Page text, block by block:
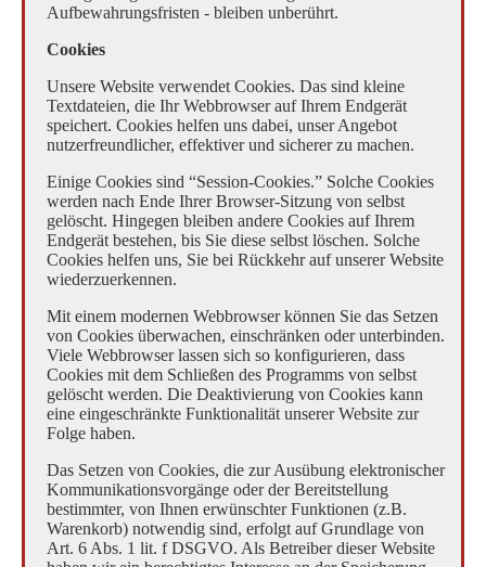
Aufbewahrungsfristen - bleiben unberührt.
Cookies
Unsere Website verwendet Cookies. Das sind kleine
Textdateien, die Ihr Webbrowser auf Ihrem Endgerät
speichert. Cookies helfen uns dabei, unser Angebot
nutzerfreundlicher, effektiver und sicherer zu machen.
Einige Cookies sind “Session-Cookies.” Solche Cookies
werden nach Ende Ihrer Browser-Sitzung von selbst
gelöscht. Hingegen bleiben andere Cookies auf Ihrem
Endgerät bestehen, bis Sie diese selbst löschen. Solche
Cookies helfen uns, Sie bei Rückkehr auf unserer Website
wiederzuerkennen.
Mit einem modernen Webbrowser können Sie das Setzen
von Cookies überwachen, einschränken oder unterbinden.
Viele Webbrowser lassen sich so konfigurieren, dass
Cookies mit dem Schließen des Programms von selbst
gelöscht werden. Die Deaktivierung von Cookies kann
eine eingeschränkte Funktionalität unserer Website zur
Folge haben.
Das Setzen von Cookies, die zur Ausübung elektronischer
Kommunikationsvorgänge oder der Bereitstellung
bestimmter, von Ihnen erwünschter Funktionen (z.B.
Warenkorb) notwendig sind, erfolgt auf Grundlage von
Art. 6 Abs. 1 lit. f DSGVO. Als Betreiber dieser Website